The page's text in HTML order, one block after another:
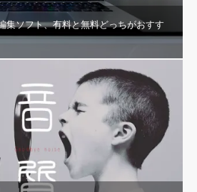
集ソフト、有料と無料どっちがおすす